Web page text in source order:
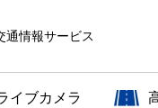
通情報サービス
イブカメラ